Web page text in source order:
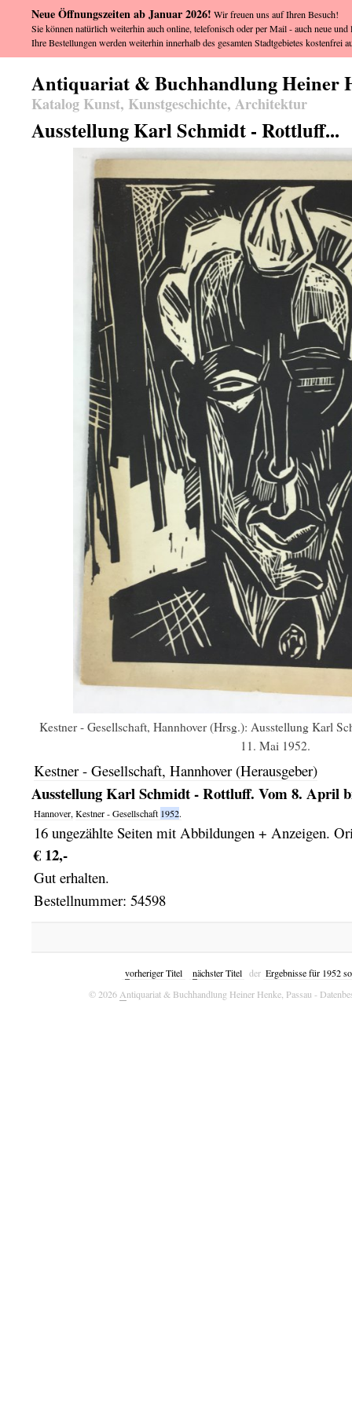
Antiquariat & Buchhandlung Heiner
Katalog Kunst, Kunstgeschichte, Architektur
Ausstellung Karl Schmidt - Rottluff...
Kestner - Gesellschaft, Hannhover (Hrsg.): Ausstellung Karl
11. Mai 1952.
Kestner - Gesellschaft, Hannhover (Herausgeber)
Ausstellung Karl Schmidt - Rottluff. Vom 8. April
Hannover, Kestner - Gesellschaft 1952.
16 ungezählte Seiten mit Abbildungen + Anzeigen.
€ 12,-
Gut erhalten.
Bestellnummer: 54598
vorheriger Titel nächster Titel der Ergebnisse für 1952
© 2026Antiquariat & Buchhandlung Heiner Henke, Passau -
Neue Öffnungszeiten ab Januar 2026! Wir freuen uns auf Ihren Besuch!
Sie können natürlich weiterhin auch online, telefonisch oder per Mail - auch neue
Ihre Bestellungen werden weiterhin innerhalb des gesamten Stadtgebietes kostenfrei